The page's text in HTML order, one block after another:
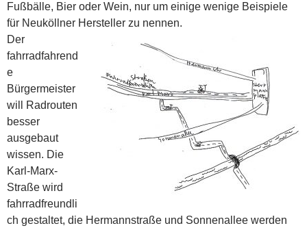
Fußbälle, Bier oder Wein, nur um einige wenige Beispiele
für Neuköllner Hersteller zu nennen.
Der
fahrradfahrend
e
Bürgermeister
will Radrouten
besser
ausgebaut
wissen. Die
Karl-Marx-
Straße wird
fahrradfreundli
ch gestaltet, die Hermannstraße und Sonnenallee werden